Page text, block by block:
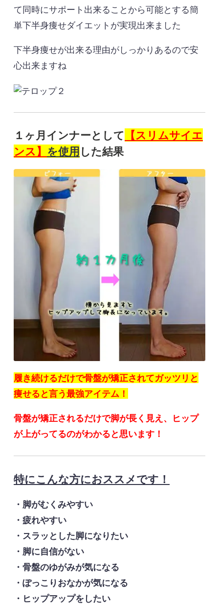
て同時にサポート出来ることから可能とする簡
単下半身痩せダイエットが実現出来ました
下半身痩せが出来る理由がしっかりあるので安
心出来ますね
１ヶ月インナーとして 【スリムサイエ
ンス】 を使用 した結果
履き続けるだけで骨盤が矯正されてガッツリと
痩せると言う最強アイテム！
骨盤が矯正されるだけで脚が長く見え、ヒップ
が上がってるのがわかると思います！
特にこんな方におススメです！
・脚がむくみやすい
・疲れやすい
・スラッとした脚になりたい
・脚に自信がない
・骨盤のゆがみが気になる
・ぽっこりおなかが気になる
・ヒップアップをしたい